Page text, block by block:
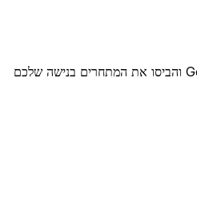
שלטו בעמוד הראשון של Google והביסו את המתחרים בנישה שלכם